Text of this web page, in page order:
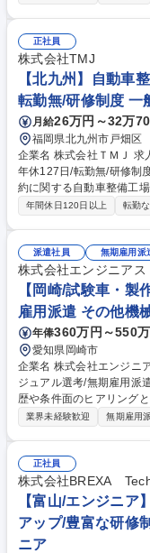
検計画の策定および進捗
備記録簿の適切な管理と
携 募集職種 【整備管理者】ザ・リッツ・カールトン日光◆自動車整備士
歓迎
正社員
株式会社TMJ
【北九州】自動車
転勤無/研修制度 一
月給26万円～32万
福岡県北九州市戸畑区
企業名 株式会社ＴＭＪ 求人名 【北九州】自動車整備知識を活かす事務職/
年休127日/転勤無/研修制度◎ 仕事の内容 自動車メンテナンス
約に関する自動車整備工
ーラーからの問い合わせ
フロント業務のようなイ
【業務内容：変更の範囲】会社の定める業
整備知識を活かす事務職
年間休日120日以上 転勤な
派遣社員 無期雇用派
株式会社エンジニアス
【岡崎/試験車・製
雇用派遣 その他機
年俸360万円～550
愛知県岡崎市
企業名 株式会社エンジニアス 求人名 【岡崎/試験車・製作】会社
ジュアル選考/無期雇用派遣 仕事の内容 ★企業説明会＆カジュアル選
歴や条件面のヒアリング
お気軽にご応募ください！ ※選
の改善活動 募集職種 【岡崎/試験車・製作】会社説明＆カジュアル選考/無
期雇用派遣
業界未経験歓迎 無期雇用
正社員
株式会社BREXA
【富山/エンジニア
アップ/豊富な研修
ニア